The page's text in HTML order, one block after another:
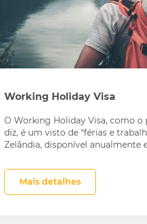
Working Holiday Visa
O Working Holiday Visa, como
diz, é um visto de “férias e
Zelândia, disponível anualmente
Mais detalhes